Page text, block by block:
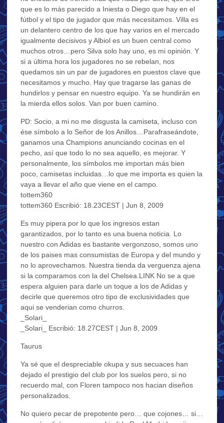
que es lo más parecido a Iniesta o Diego que hay en el
fútbol y el tipo de jugador que más necesitamos. Villa es
un delantero centro de los que hay varios en el mercado
igualmente decisivos y Albiol es un buen central como
muchos otros…pero Silva solo hay uno, es mi opinión. Y
si a última hora los jugadores no se rebelan, nos
quedamos sin un par de jugadores en puestos clave que
necesitamos y mucho. Hay que tragarse las ganas de
hundirlos y pensar en nuestro equipo. Ya se hundirán en
la mierda ellos solos. Van por buen camino.
PD: Socio, a mi no me disgusta la camiseta, incluso con
ése símbolo a lo Señor de los Anillos…Parafraseándote,
ganamos una Champions anunciando cocinas en el
pecho, así que todo lo no sea aquello, es mejorar. Y
personalmente, los símbolos me importan más bien
poco, camisetas incluidas…lo que me importa es quien la
vaya a llevar el año que viene en el campo.
tottem360
tottem360 Escribió: 18.23CEST | Jun 8, 2009
Es muy pipera por lo que los ingresos estan
garantizados, por lo tanto es una buena noticia. Lo
nuestro con Adidas es bastante vergonzoso, somos uno
de los paises mas consumistas de Europa y del mundo y
no lo aprovechamos. Nuestra tienda da verguenza ajena
si la comparamos con la del Chelsea.LINK No se a que
espera alguien para darle un toque a los de Adidas y
decirle que queremos otro tipo de exclusividades que
aqui se venderian como churros.
_Solari_
_Solari_ Escribió: 18.27CEST | Jun 8, 2009
Taurus
Ya sé que el despreciable okupa y sus secuaces han
dejado el prestigio del club por los suelos pero, si no
recuerdo mal, con Floren tampoco nos hacian diseños
personalizados.
No quiero pecar de prepotente pero… que cojones… si…